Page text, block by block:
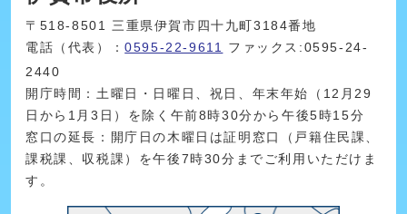
〒518-8501 三重県伊賀市四十九町3184番地
電話（代表）：0595-22-9611 ファックス:0595-24-
2440
開庁時間：土曜日・日曜日、祝日、年末年始（12月29
日から1月3日）を除く午前8時30分から午後5時15分
窓口の延長：開庁日の木曜日は証明窓口（戸籍住民課、
課税課、収税課）を午後7時30分までご利用いただけま
す。